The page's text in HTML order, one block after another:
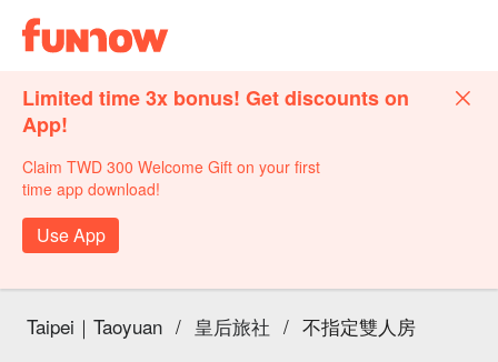
Limited time 3x bonus! Get discounts on
App!
Claim TWD 300 Welcome Gift on your first
time app download!
Use App
Taipei｜Taoyuan / 皇后旅社 / 不指定雙人房